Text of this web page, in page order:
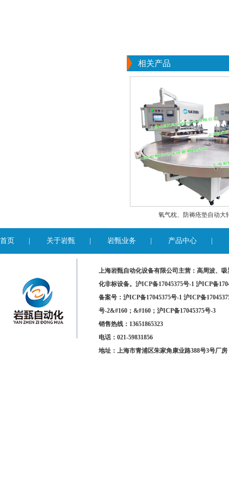
相关产品
氧气枕、防褥疮垫自动大
首页 关于岩甄 岩甄业务 产品中心
上海岩甄自动化设备有限公司主营：高周波、
化非标设备。 沪ICP备17045375号-1 沪ICP备
备案号：沪ICP备17045375号-1 沪ICP备
号-2&#160；&#160；沪ICP备17045375号-3
销售热线：13651865323
电话：021-59831856
地址：上海市青浦区朱家角康业路388号3号厂